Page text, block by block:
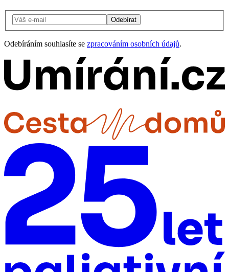
Odebírat
Odebíráním souhlasíte se zpracováním osobních údajů.